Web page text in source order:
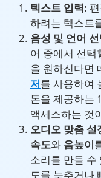
텍스트 입력:
하려는 텍스트
음성 및 언어
어 중에서 선택
을 원하신다면
저를 사용하여
톤을 제공하는
액세스하는 것
오디오 맞춤 설
속도와 음높이
소리를 만들 수
도를 늦추거나